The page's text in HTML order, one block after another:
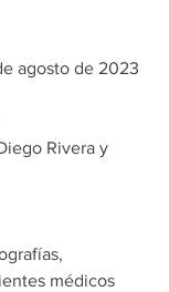
agosto de 2023
Rivera y
médicos